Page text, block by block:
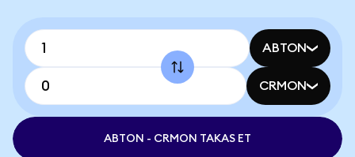
ABTON
CRMON
ABTON - CRMON TAKAS ET